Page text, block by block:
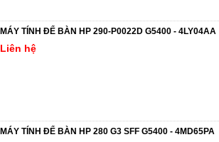
MÁY TÍNH ĐỂ BÀN HP 290-P0022D G5400 - 4LY04AA
Liên hệ
MÁY TÍNH ĐỂ BÀN HP 280 G3 SFF G5400 - 4MD65PA